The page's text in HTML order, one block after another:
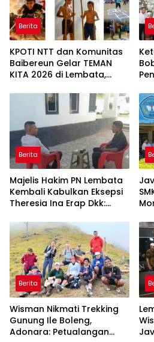
Berita
KPOTI NTT dan Komunitas
Baibereun Gelar TEMAN
KITA 2026 di Lembata,
Permainan Tradisional
Berita
Majelis Hakim PN Lembata
Kembali Kabulkan Eksepsi
Theresia Ina Erap Dkk:
Dkk Ditolak untuk Keempat
Kalinya
Berita
Wisman Nikmati Trekking
Gunung Ile Boleng,
Adonara: Petualangan